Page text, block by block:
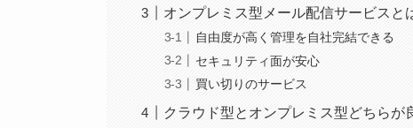
オンプレミス型メール配信サービスと
自由度が高く管理を自社完結できる
セキュリティ面が安心
買い切りのサービス
クラウド型とオンプレミス型どちらが